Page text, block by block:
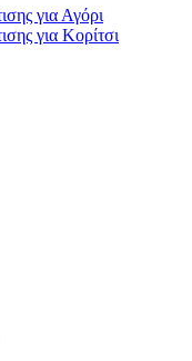
για Αγόρι
για Κορίτσι